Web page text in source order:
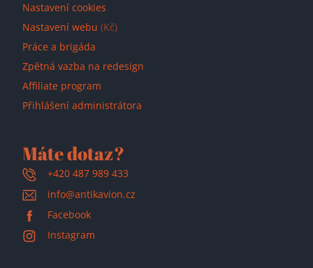
Nastavení cookies
Nastavení webu (Kč)
Práce a brigáda
Zpětná vazba na redesign
Affiliate program
Přihlášení administrátora
Máte dotaz?
+420 487 989 433
info@antikavion.cz
Facebook
Instagram